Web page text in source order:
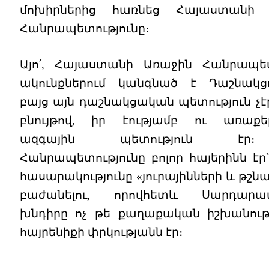
մոխիրներից հառնեց Հայաստանի
Հանրապետությունը։
Այո՛, Հայաստանի Առաջին
ակունքներում կանգնած է
բայց այն դաշնակցական պետություն
բնույթով, իր էությամբ ու
ազգային պետություն
Հանրապետությունը բոլոր հայերինն
հասարակությունը «յուրայինների և
բաժանելու, որովհետև
խնդիրը ոչ թե քաղաքական
հայրենիքի փրկությանն էր։